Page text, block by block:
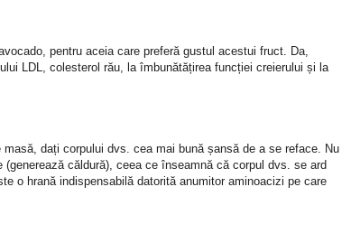
pentru aceia care preferă gustul acestui fruct. Da,
LDL, colesterol rău, la îmbunătățirea funcției creierului și la
dați corpului dvs. cea mai bună șansă de a se reface. Nu
căldură), ceea ce înseamnă că corpul dvs. se ard
o hrană indispensabilă datorită anumitor aminoacizi pe care